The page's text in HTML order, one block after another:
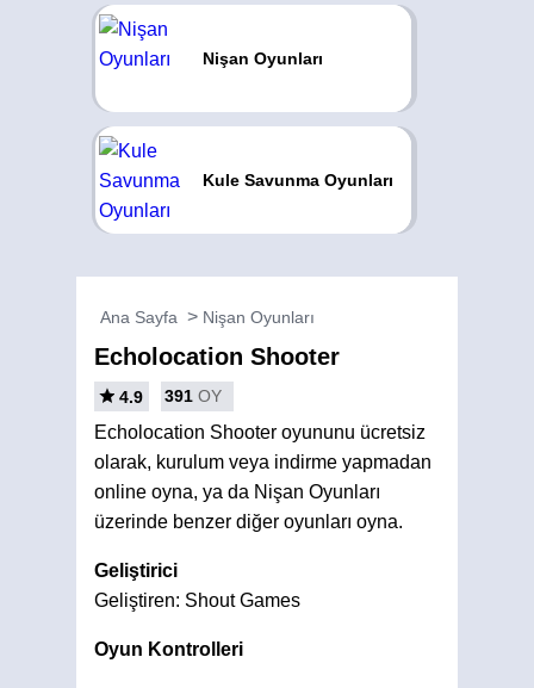
Nişan Oyunları
Kule Savunma Oyunları
Ana Sayfa Nişan Oyunları
Echolocation Shooter
4.9 391 OY
Echolocation Shooter oyununu ücretsiz
olarak, kurulum veya indirme yapmadan
online oyna, ya da Nişan Oyunları
üzerinde benzer diğer oyunları oyna.
Geliştirici
Geliştiren: Shout Games
Oyun Kontrolleri